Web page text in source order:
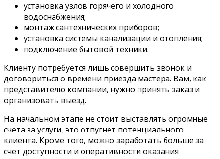
установка узлов горячего и холодного
водоснабжения;
монтаж сантехнических приборов;
установка системы канализации и отопления;
подключение бытовой техники.
Клиенту потребуется лишь совершить звонок и
договориться о времени приезда мастера. Вам, как
представителю компании, нужно принять заказ и
организовать выезд.
На начальном этапе не стоит выставлять огромные
счета за услуги, это отпугнет потенциального
клиента. Кроме того, можно заработать больше за
счет доступности и оперативности оказания